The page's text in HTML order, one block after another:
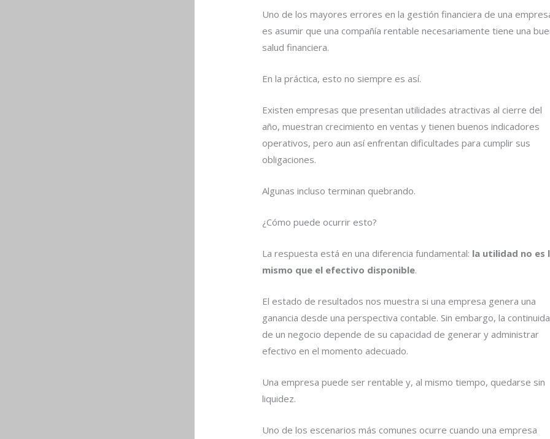
Uno de los mayores errores en la gestión financiera de una
es asumir que una compañía rentable necesariamente tiene una
salud financiera.
En la práctica, esto no siempre es así.
Existen empresas que presentan utilidades atractivas al cierre del
año, muestran crecimiento en ventas y tienen buenos indicadores
operativos, pero aun así enfrentan dificultades para cumplir sus
obligaciones.
Algunas incluso terminan quebrando.
¿Cómo puede ocurrir esto?
La respuesta está en una diferencia fundamental: la utilidad no es
mismo que el efectivo disponible.
El estado de resultados nos muestra si una empresa genera una
ganancia desde una perspectiva contable. Sin embargo, la
de un negocio depende de su capacidad de generar y administrar
efectivo en el momento adecuado.
Una empresa puede ser rentable y, al mismo tiempo, quedarse sin
liquidez.
Uno de los escenarios más comunes ocurre cuando una empresa